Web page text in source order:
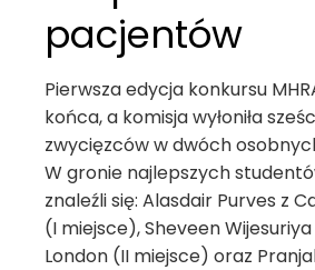
pacjentów
Pierwsza edycja konkursu
końca, a komisja wyłoniła
zwycięzców w dwóch
W gronie najlepszych
znaleźli się: Alasdair Purves z
(I miejsce), Sheveen Wijesuriya
London (II miejsce) oraz